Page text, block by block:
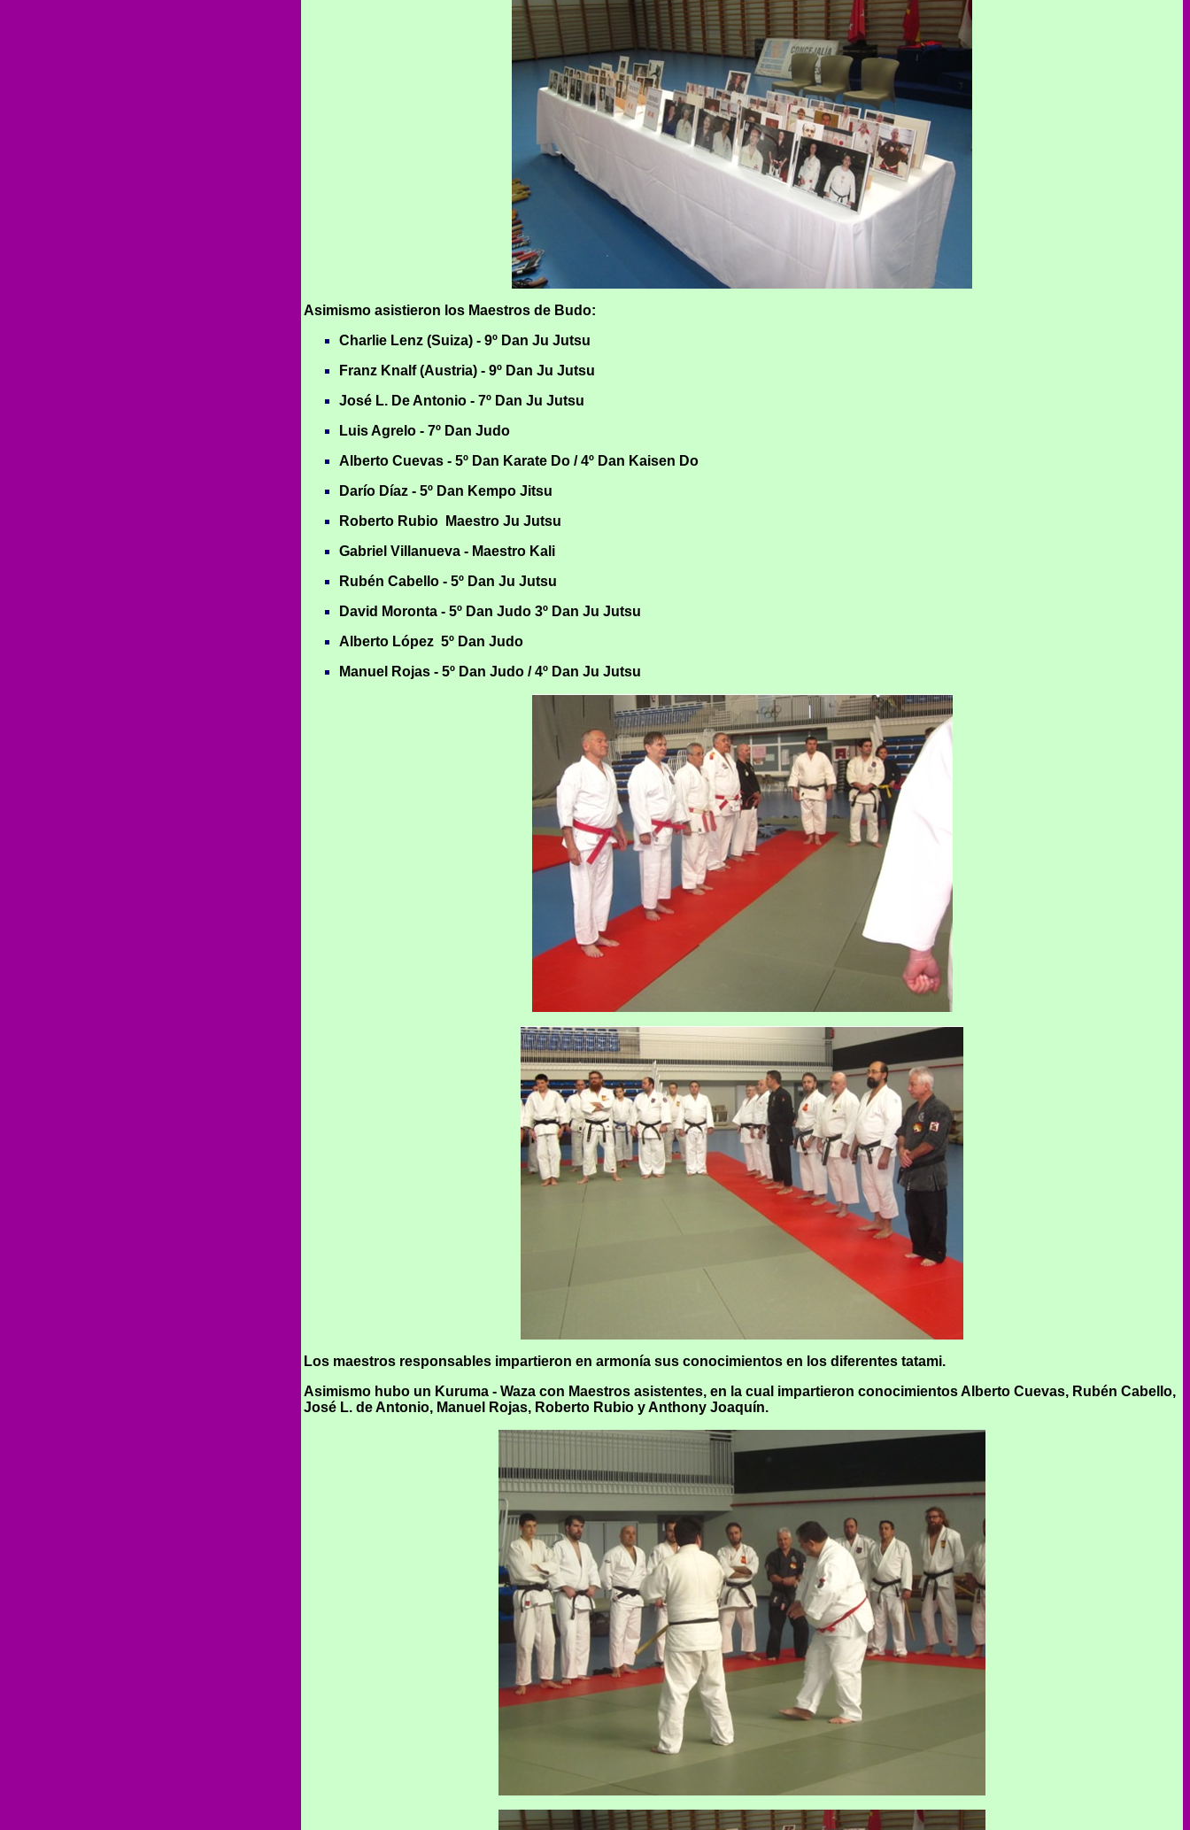
Asimismo asistieron los Maestros de Budo:
Charlie Lenz (Suiza) - 9º Dan Ju Jutsu
Franz Knalf (Austria) - 9º Dan Ju Jutsu
José L. De Antonio - 7º Dan Ju Jutsu
Luis Agrelo - 7º Dan Judo
Alberto Cuevas - 5º Dan Karate Do / 4º Dan Kaisen Do
Darío Díaz - 5º Dan Kempo Jitsu
Roberto Rubio Maestro Ju Jutsu
Gabriel Villanueva - Maestro Kali
Rubén Cabello - 5º Dan Ju Jutsu
David Moronta - 5º Dan Judo 3º Dan Ju Jutsu
Alberto López 5º Dan Judo
Manuel Rojas - 5º Dan Judo / 4º Dan Ju Jutsu
Los maestros responsables impartieron en armonía sus conocimientos en los diferentes tatami.
Asimismo hubo un Kuruma - Waza con Maestros asistentes, en la cual impartieron conocimientos Alberto Cuevas, Rubén Cabello,
José L. de Antonio, Manuel Rojas, Roberto Rubio y Anthony Joaquín.